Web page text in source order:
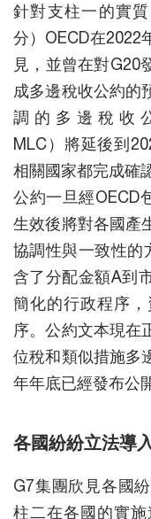
針對支柱一的實
分）OECD在2022
見，並曾在對G20
成多邊稅收公約的
調的多邊稅收
MLC）將延後到
相關國家都完成確
公約一旦經OECD
生效後將對各國產
協調性與一致性的
含了分配金額A到
簡化的行政程序
序。公約文本現在
位稅和類似措施多
年年底已經發布公
各國紛紛立法導
G7集團欣見各國
柱二在各國的實